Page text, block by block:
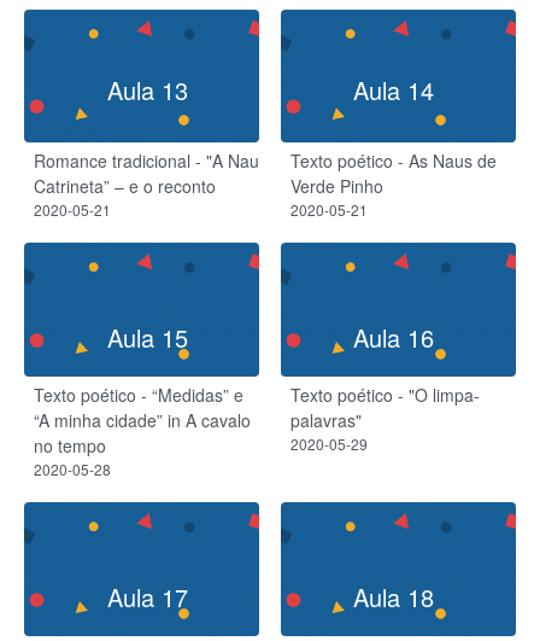
Aula 13
Romance tradicional - "A Nau
Catrineta” – e o reconto
2020-05-21
Aula 14
Texto poético - As Naus de
Verde Pinho
2020-05-21
Aula 15
Texto poético - “Medidas” e
“A minha cidade” in A cavalo
no tempo
2020-05-28
Aula 16
Texto poético - "O limpa-
palavras"
2020-05-29
Aula 17 Aula 18